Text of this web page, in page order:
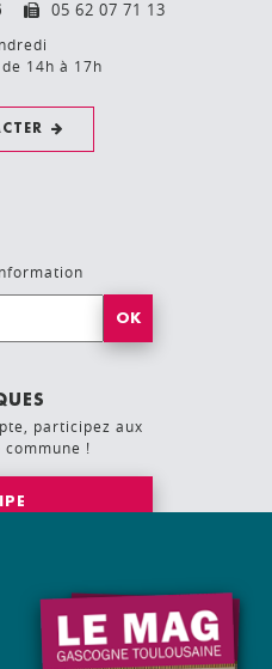
05 62 07 71 13
14h à 17h
participez aux
!